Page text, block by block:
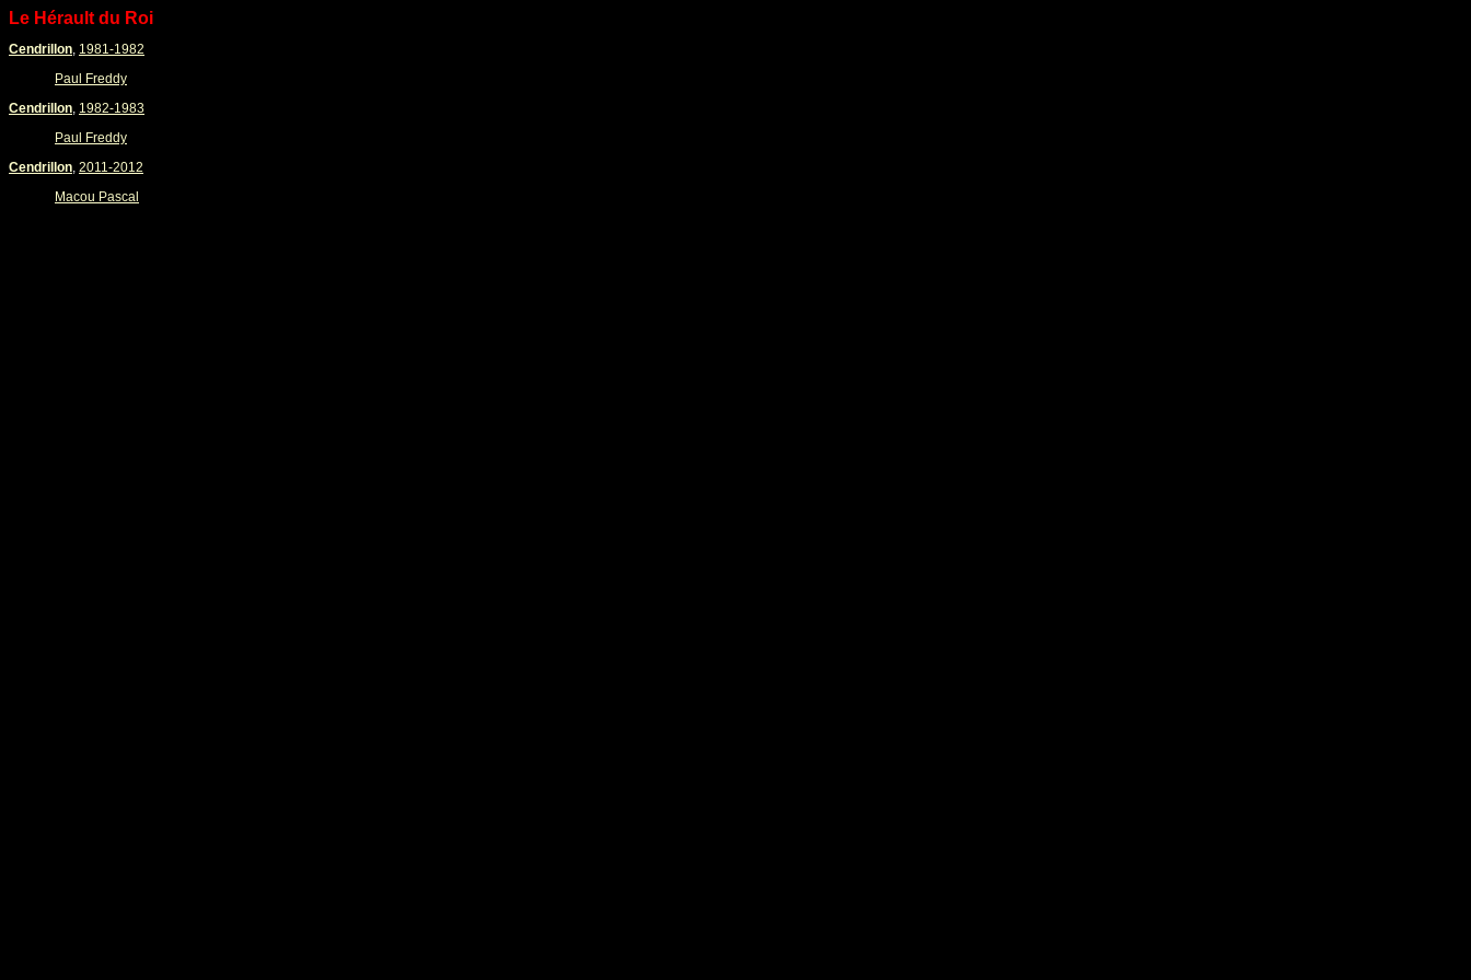
Le Hérault du Roi
Cendrillon, 1981-1982
Paul Freddy
Cendrillon, 1982-1983
Paul Freddy
Cendrillon, 2011-2012
Macou Pascal